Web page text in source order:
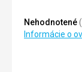
Nehodnotené
Informácie o